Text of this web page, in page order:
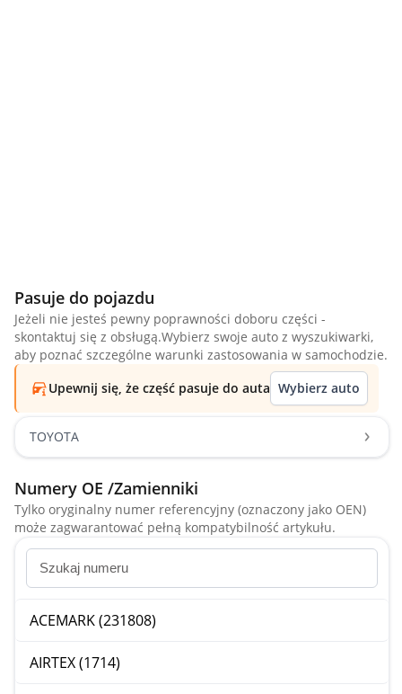
Pasuje do pojazdu
Jeżeli nie jesteś pewny poprawności doboru części -
skontaktuj się z obsługą.Wybierz swoje auto z wyszukiwarki,
aby poznać szczególne warunki zastosowania w samochodzie.
Upewnij się, że część pasuje do auta Wybierz auto
TOYOTA
Numery OE /Zamienniki
Tylko oryginalny numer referencyjny (oznaczony jako OEN)
może zagwarantować pełną kompatybilność artykułu.
ACEMARK (231808)
AIRTEX (1714)